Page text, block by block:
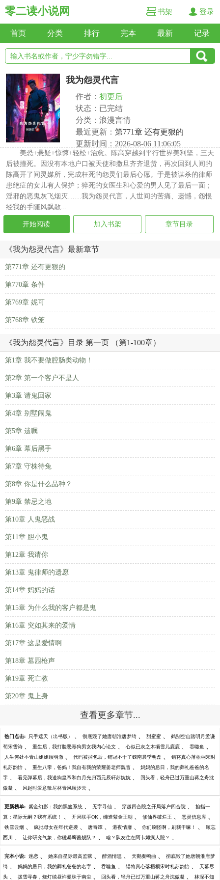
零二读小说网 书架 登录
首页 分类 排行 完本 最新 记录
我为怨灵代言
作者： 初更后
状态：已完结
分类：浪漫言情
最近更新： 第771章 还有更狠的
更新时间：2026-08-06 11:06:05
美恐+悬疑+惊悚+轻松+治愈。陈高穿越到平行世界美利坚，三天
后被撞死。因没有本地户口被天使和撒旦齐齐退货，再次回到人间的
陈高开了间灵媒所，完成枉死的怨灵们最后心愿。于是被谋杀的律师
患绝症的女儿有人保护；猝死的女医生和心爱的男人见了最后一面；
淫邪的恶鬼灰飞烟灭……我为怨灵代言，人世间的苦痛、遗憾，怨恨
经我的手随风飘散...
开始阅读 加入书架 章节目录
《我为怨灵代言》最新章节
第771章 还有更狠的
第770章 条件
第769章 妮可
第768章 铁笼
《我为怨灵代言》目录 第一页 （第1-100章）
第1章 我不要做腔肠类动物！
第2章 第一个客户不是人
第3章 请鬼回家
第4章 别墅闹鬼
第5章 遗嘱
第6章 幕后黑手
第7章 守株待兔
第8章 你是什么品种？
第9章 禁忌之地
第10章 人鬼恶战
第11章 胆小鬼
第12章 我请你
第13章 鬼律师的遗愿
第14章 妈妈的话
第15章 为什么我的客户都是鬼
第16章 突如其来的爱情
第17章 这是爱情啊
第18章 墓园枪声
第19章 死亡教
第20章 鬼上身
查看更多章节...
热门点击: 只手遮天（出书版） 、 彻底毁了她唐朝淮唐梦绮 、 甜蜜蜜 、 鹤别空山踏明月孟谦
荀宋雪诗 、 重生后，我打脸恶毒狗男女我内心论文 、 心似已灰之木项雪儿鹿鹿 、 吞噬鱼 、
人生何处不青山姐姐顾明澈 、 代码被掉包后，销冠不干了魏南晨季明磊 、 错将真心落梧桐宋时
礼苏韵怡 、 重生八零，爸妈！我自有我的荣耀姜老师魏杳 、 妈妈的忌日，我的葬礼爸爸的名
字 、 看见弹幕后，我送狗皇帝和白月光归西元辰轩苏婉婉 、 回头看，轻舟已过万重山蒋之舟沈
傲凝 、 风起时爱意散尽林青风顾汐云 、
更新榜单: 紫金幻影：我的黑篮系统 、 无字寻仙 、 穿越四合院之开局落户四合院 、 掐指一
算：星际无嗣？我有系统！ 、 开局联手OK，缔造紫金王朝 、 修仙界破烂王 、 恶灵信息库 、
铁雪云烟 、 疯批母女在年代逆袭 、 唐奇谭 、 港夜情靡 、 你们刷怪啊，刷我干嘛！ 、 顾忘
西川 、 让你研究气象，你磁暴鹰酱舰队？ 、 啥？队友住在阿卡姆疯人院？ 、
完本小说: 迷恋 、 她来自星际最高监狱 、 醉酒情思 、 天鹅奏鸣曲 、 彻底毁了她唐朝淮唐梦
绮 、 妈妈的忌日，我的葬礼爸爸的名字 、 吞噬鱼 、 错将真心落梧桐宋时礼苏韵怡 、 天幕尽
头 、 拨雪寻春，烧灯续昼许曼珠于南尘 、 回头看，轻舟已过万重山蒋之舟沈傲凝 、 林深不知